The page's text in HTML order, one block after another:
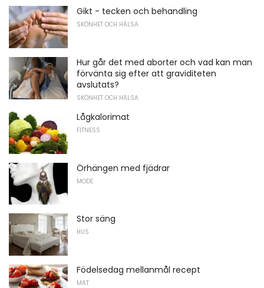
Gikt - tecken och behandling
SKÖNHET OCH HÄLSA
Hur går det med aborter och vad kan man
förvänta sig efter att graviditeten
avslutats?
SKÖNHET OCH HÄLSA
Lågkalorimat
FITNESS
Örhängen med fjädrar
MODE
Stor säng
HUS
Födelsedag mellanmål recept
MAT